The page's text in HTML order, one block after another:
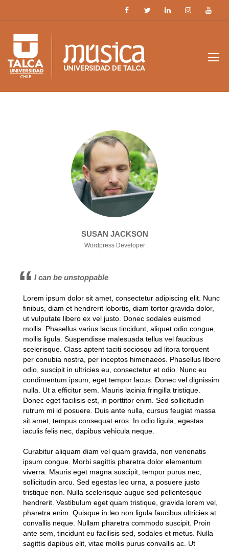
SUSAN JACKSON
Wordpress Developer
I can be unstoppable
Lorem ipsum dolor sit amet, consectetur adipiscing elit. Nunc
finibus, diam et hendrerit lobortis, diam tortor gravida dolor,
ut vulputate libero ex vel justo. Donec sodales euismod
mollis. Phasellus varius lacus tincidunt, aliquet odio congue,
mollis ligula. Suspendisse malesuada tellus vel faucibus
scelerisque. Class aptent taciti sociosqu ad litora torquent
per conubia nostra, per inceptos himenaeos. Phasellus libero
odio, suscipit in ultricies eu, consectetur et odio. Nunc eu
condimentum ipsum, eget tempor lacus. Donec vel dignissim
nulla. Ut a efficitur sem. Mauris lacinia fringilla tristique.
Donec eget facilisis est, in porttitor enim. Sed sollicitudin
rutrum mi id posuere. Duis ante nulla, cursus feugiat massa
sit amet, tempus consequat eros. In odio ligula, egestas
iaculis felis nec, dapibus vehicula neque.
Curabitur aliquam diam vel quam gravida, non venenatis
ipsum congue. Morbi sagittis pharetra dolor elementum
viverra. Mauris eget magna suscipit, tempor purus nec,
sollicitudin arcu. Sed egestas leo urna, a posuere justo
tristique non. Nulla scelerisque augue sed pellentesque
hendrerit. Vestibulum eget quam tristique, gravida lorem vel,
pharetra enim. Quisque in leo non ligula faucibus ultricies at
convallis neque. Nullam pharetra commodo suscipit. Proin
ante sem, tincidunt eu facilisis sed, sodales et metus. Nulla
sagittis dapibus elit, vitae mollis purus convallis ac. Ut